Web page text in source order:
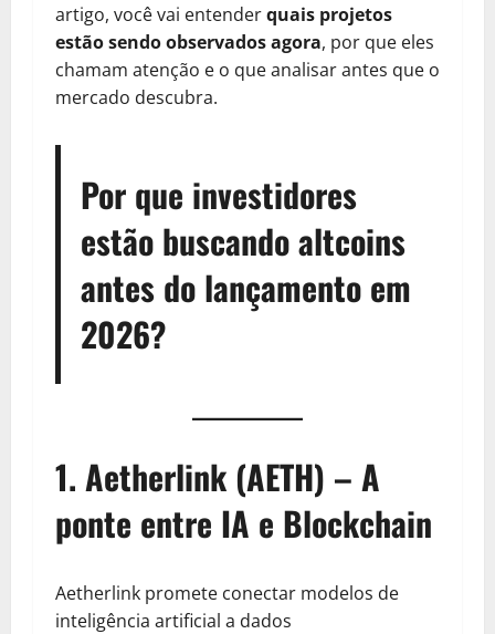
artigo, você vai entenderquais projetos
estão sendo observados agora, por que eles
chamam atenção e o que analisar antes que o
mercado descubra.
Por que investidores
estão buscando altcoins
antes do lançamento em
2026?
1. Aetherlink (AETH) – A
ponte entre IA e Blockchain
Aetherlink promete conectar modelos de
inteligência artificial a dados